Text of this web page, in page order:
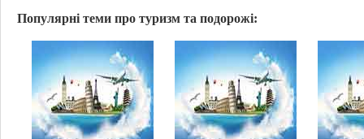
Популярні теми про туризм та подорожі: